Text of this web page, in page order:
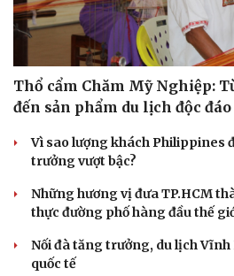
Thổ cẩm Chăm Mỹ Nghiệp:
đến sản phẩm du lịch độc đáo
Vì sao lượng khách Philippines
trưởng vượt bậc?
Những hương vị đưa TP.HCM
thực đường phố hàng đầu thế
Nối đà tăng trưởng, du lịch
quốc tế